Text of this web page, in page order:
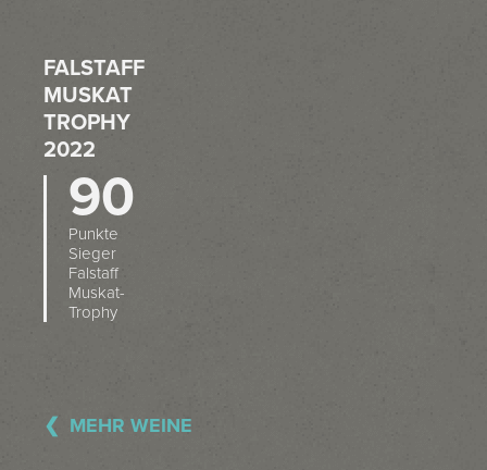
FALSTAFF
MUSKAT
TROPHY
2022
90
Punkte
Sieger
Falstaff
Muskat-
Trophy
MEHR WEINE